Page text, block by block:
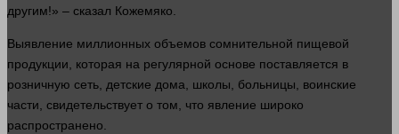
другим!» – сказал Кожемяко.
Выявление миллионных объемов сомнительной пищевой
продукции, которая на регулярной основе поставляется в
розничную сеть , детские дома , школы, больницы, воинские
части , свидетельствует о том, что явление широко
распространено.